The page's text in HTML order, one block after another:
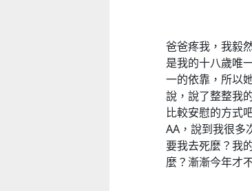
爸爸疼我，我毅
是我的十八歲唯
一的依靠，所以
說，說了整整我
比較安慰的方式
AA，說到我很多
要我去死麼？我
麼？漸漸今年才